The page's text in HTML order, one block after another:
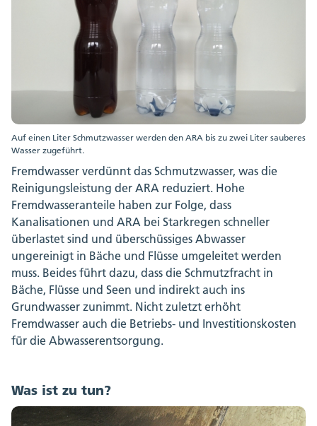
Auf einen Liter Schmutzwasser werden den ARA bis zu zwei Liter sauberes
Wasser zugeführt.
Fremdwasser verdünnt das Schmutzwasser, was die
Reinigungsleistung der ARA reduziert. Hohe
Fremdwasseranteile haben zur Folge, dass
Kanalisationen und ARA bei Starkregen schneller
überlastet sind und überschüssiges Abwasser
ungereinigt in Bäche und Flüsse umgeleitet werden
muss. Beides führt dazu, dass die Schmutzfracht in
Bäche, Flüsse und Seen und indirekt auch ins
Grundwasser zunimmt. Nicht zuletzt erhöht
Fremdwasser auch die Betriebs- und Investitionskosten
für die Abwasserentsorgung.
Was ist zu tun?